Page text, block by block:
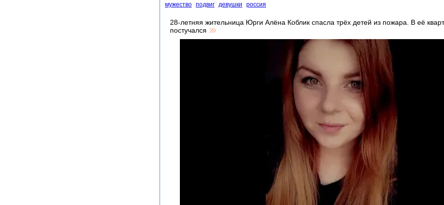
мужество подвиг девушки россия
28-летняя жительница Юрги Алёна Коблик спасла трёх детей из пожара. В её
постучался